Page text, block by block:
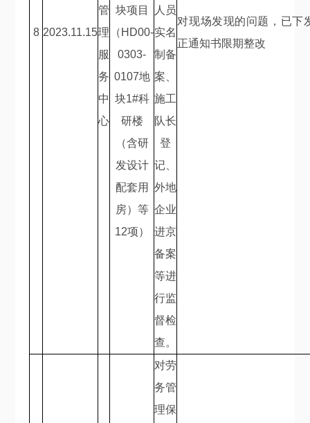
8 2023.11.15
管
理
服
务
中
心
块项目
（ HD00-
0303-
0107地
块1#科
研楼
（含研
发设计
配套用
房）等
12项）
人员
实名
制备
案、
施工
队长
登
记、
外地
企业
进京
备案
等进
行监
督检
查。
对现场发现的问题，已下
正通知书限期整改
对劳
务管
理保